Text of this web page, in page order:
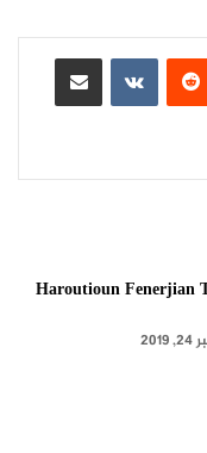
مشاركة عبر البريد
Haroutioun Fenerjian